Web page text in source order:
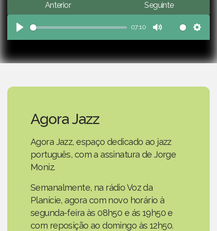
Anterior Seguinte
Play
07:10
Mute
Agora Jazz
Agora Jazz, espaço dedicado ao jazz
português, com a assinatura de Jorge
Moniz.
Semanalmente, na rádio Voz da
Planície, agora com novo horário à
segunda-feira às 08h50 e ás 19h50 e
com reposição ao domingo às 12h50.